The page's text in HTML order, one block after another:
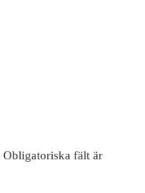
Obligatoriska fält är